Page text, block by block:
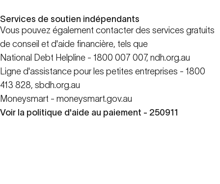
Services de soutien indépendants
Vous pouvez également contacter des services gratuits
de conseil et d'aide financière, tels que
National Debt Helpline - 1800 007 007, ndh.org.au
Ligne d'assistance pour les petites entreprises - 1800
413 828, sbdh.org.au
Moneysmart - moneysmart.gov.au
Voir la politique d'aide au paiement - 250911